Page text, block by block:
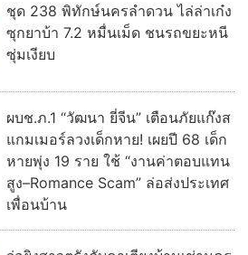
ชุด 238 พิทักษ์นครลำดวน ไล่ล่าเก๋ง
ซุกยาบ้า 7.2 หมื่นเม็ด ชนรถขยะหนี
ซุ่มเงียบ
ผบช.ภ.1 “วัฒนา ยี่จีน” เตือนภัยแก๊งส
แกมเมอร์ลวงเด็กหาย! เผยปี 68 เด็ก
หายพุ่ง 19 ราย ใช้ “งานค่าตอบแทน
สูง–Romance Scam” ล่อส่งประเทศ
เพื่อนบ้าน